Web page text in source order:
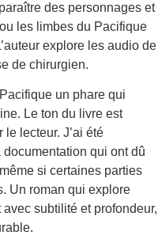
des personnages et
les limbes du Pacifique
explore les audio de
de chirurgien.
un phare qui
Le ton du livre est
lecteur. J’ai été
qui ont dû
si certaines parties
Un roman qui explore
subtilité et profondeur,